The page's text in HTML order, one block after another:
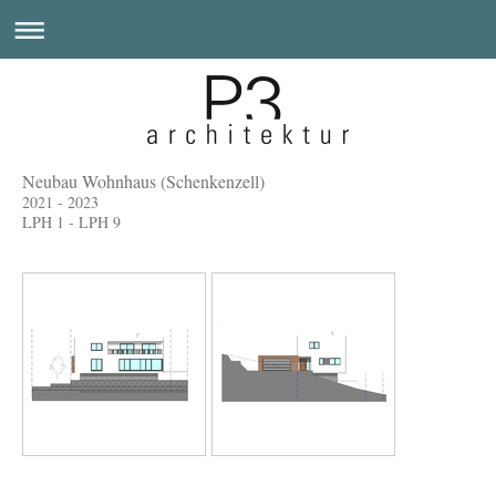
Neubau Wohnhaus (Schenkenzell)
2021 - 2023
LPH 1 - LPH 9